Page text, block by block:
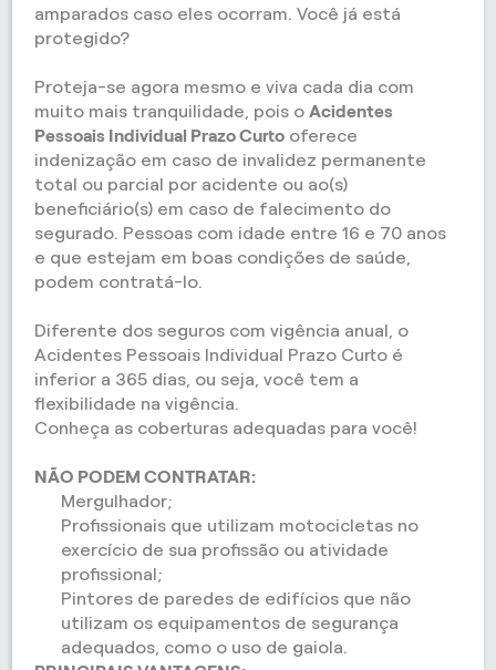
amparados caso eles ocorram. Você já está
protegido?
Proteja-se agora mesmo e viva cada dia com
muito mais tranquilidade, pois oAcidentes
Pessoais Individual Prazo Curto oferece
indenização em caso de invalidez permanente
total ou parcial por acidente ou ao(s)
beneficiário(s) em caso de falecimento do
segurado. Pessoas com idade entre 16 e 70 anos
e que estejam em boas condições de saúde,
podem contratá-lo.
Diferente dos seguros com vigência anual, o
Acidentes Pessoais Individual Prazo Curto é
inferior a 365 dias, ou seja, você tem a
flexibilidade na vigência.
Conheça as coberturas adequadas para você!
NÃO PODEM CONTRATAR:
Mergulhador;
Profissionais que utilizam motocicletas no
exercício de sua profissão ou atividade
profissional;
Pintores de paredes de edifícios que não
utilizam os equipamentos de segurança
adequados, como o uso de gaiola.